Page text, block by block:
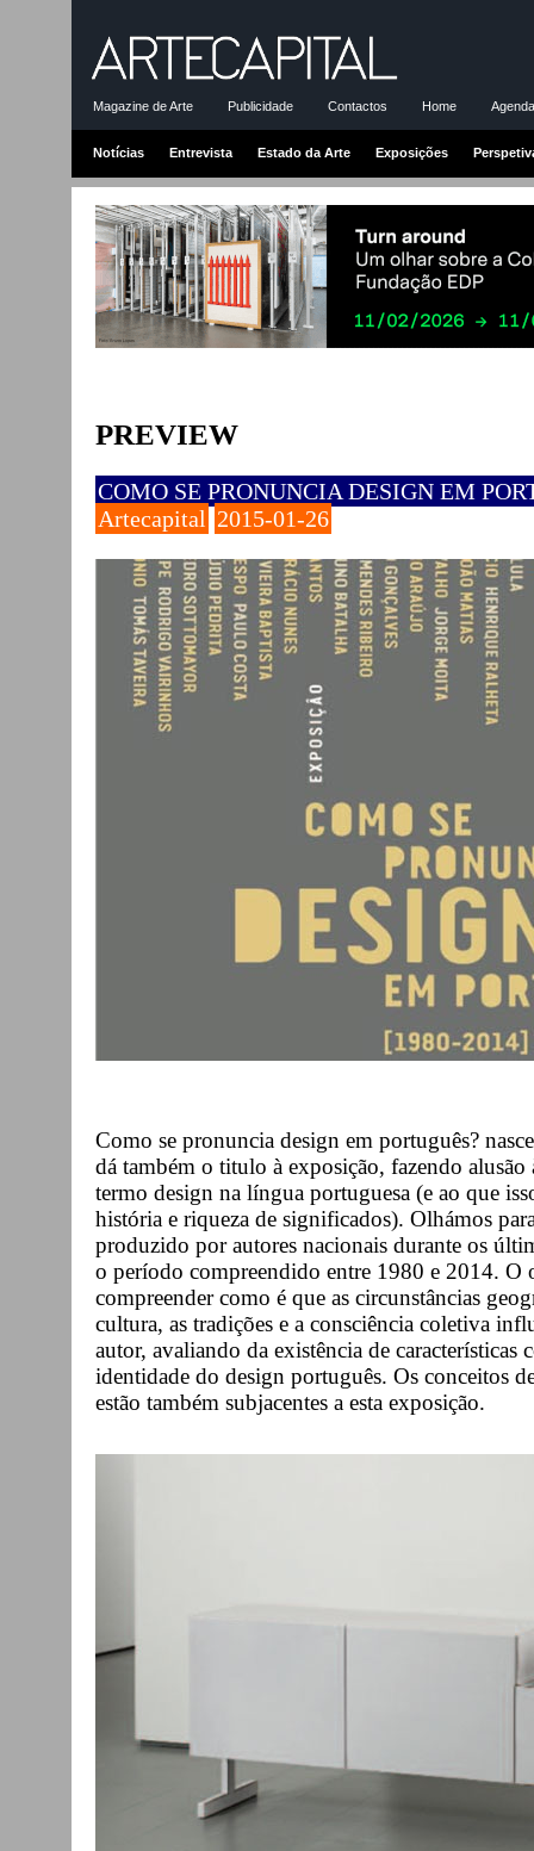
Magazine de Arte Publicidade Contactos Home
Notícias Entrevista Estado da Arte Exposições
PREVIEW
COMO SE PRONUNCIA DESIGN EM
Artecapital 2015-01-26
Como se pronuncia design em português?
dá também o titulo à exposição, fazendo
termo design na língua portuguesa (e ao que
história e riqueza de significados). Olhámos
produzido por autores nacionais durante os
o período compreendido entre 1980 e 2014.
compreender como é que as circunstâncias
cultura, as tradições e a consciência coletiva
autor, avaliando da existência de
identidade do design português. Os conceitos
estão também subjacentes a esta exposição.